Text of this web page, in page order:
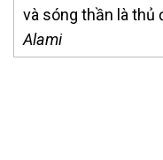
và sóng thần là thủ
Alami